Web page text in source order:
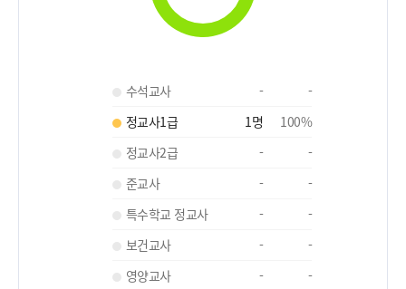
수석교사 -
-
정교사1급
1명 100%
정교사2급
-
-
준교사
-
-
특수학교 정교사
-
-
보건교사
-
-
영양교사
- -